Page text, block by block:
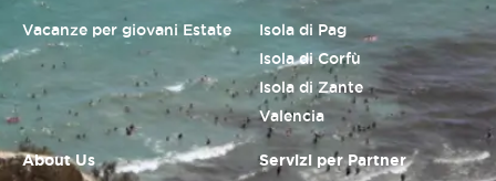
Vacanze per giovani Estate
Isola di Pag
Isola di Corfù
Isola di Zante
Valencia
About Us Servizi per Partner